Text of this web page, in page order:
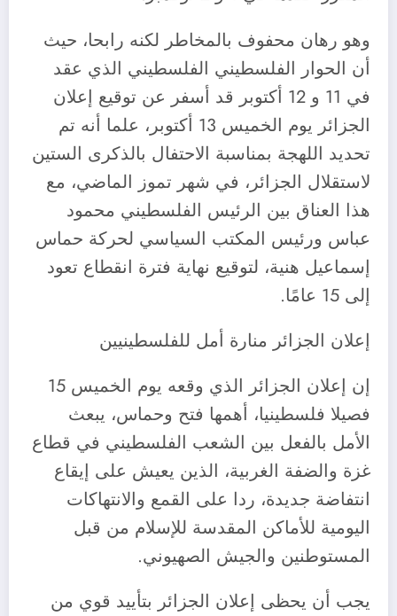
وهو رهان محفوف بالمخاطر لكنه رابحا، حيث
أن الحوار الفلسطيني الفلسطيني الذي عقد
في 11 و 12 أكتوبر قد أسفر عن توقيع إعلان
الجزائر يوم الخميس 13 أكتوبر، علما أنه تم
تحديد اللهجة بمناسبة الاحتفال بالذكرى الستين
لاستقلال الجزائر، في شهر تموز الماضي، مع
هذا العناق بين الرئيس الفلسطيني محمود
عباس ورئيس المكتب السياسي لحركة حماس
إسماعيل هنية، لتوقيع نهاية فترة انقطاع تعود
إلى 15 عامًا.
إعلان الجزائر منارة أمل للفلسطينيين
إن إعلان الجزائر الذي وقعه يوم الخميس 15
فصيلا فلسطينيا، أهمها فتح وحماس، يبعث
الأمل بالفعل بين الشعب الفلسطيني في قطاع
غزة والضفة الغربية، الذين يعيش على إيقاع
انتفاضة جديدة، ردا على القمع والانتهاكات
اليومية للأماكن المقدسة للإسلام من قبل
المستوطنين والجيش الصهيوني.
يجب أن يحظى إعلان الجزائر بتأييد قوي من